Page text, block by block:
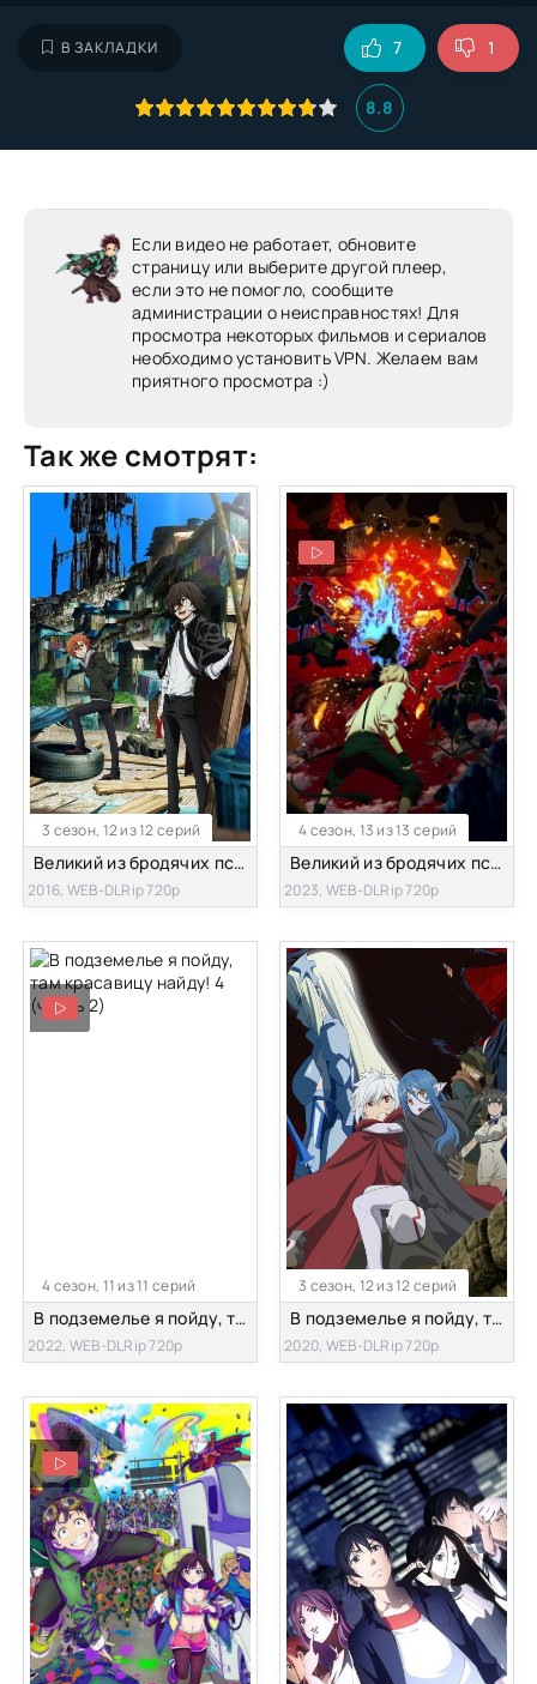
В ЗАКЛАДКИ
8.8
7 1
Если видео не работает, обновите
страницу или выберите другой плеер,
если это не помогло, сообщите
администрации о неисправностях! Для
просмотра некоторых фильмов и сериалов
необходимо установить VPN. Желаем вам
приятного просмотра :)
Так же смотрят:
3 сезон, 12 из 12 серий
Великий из бродячих псов [ТВ-3]
2016, WEB-DLRip 720p
4 сезон, 13 из 13 серий
Великий из бродячих псов [ТВ-4]
2023, WEB-DLRip 720p
4 сезон, 11 из 11 серий
В подземелье я пойду, там красавицу найду! 4 (часть 2)
2022, WEB-DLRip 720p
3 сезон, 12 из 12 серий
В подземелье я пойду, там красавицу найду! [ТВ-3]
2020, WEB-DLRip 720p